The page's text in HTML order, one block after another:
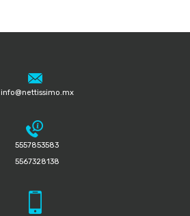
info@nettissimo.mx
5557853583
5567328138